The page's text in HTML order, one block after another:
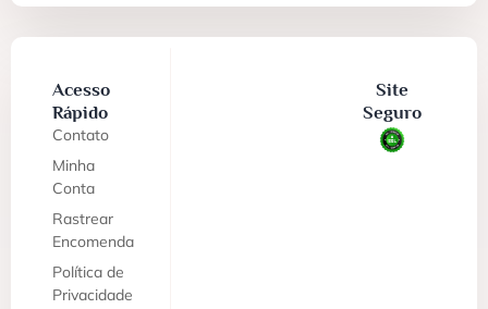
Acesso
Rápido
Contato
Minha
Conta
Rastrear
Encomenda
Política de
Privacidade
Site
Seguro